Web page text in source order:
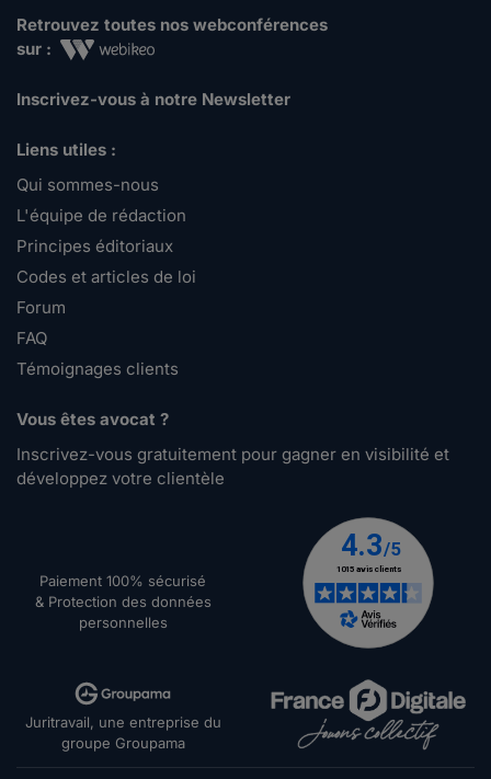
Retrouvez toutes nos webconférences
sur :
Inscrivez-vous à notre Newsletter
Liens utiles :
Qui sommes-nous
L'équipe de rédaction
Principes éditoriaux
Codes et articles de loi
Forum
FAQ
Témoignages clients
Vous êtes avocat ?
Inscrivez-vous gratuitement pour gagner en visibilité et
développez votre clientèle
Paiement 100% sécurisé
& Protection des données
personnelles
Juritravail, une entreprise du
groupe Groupama